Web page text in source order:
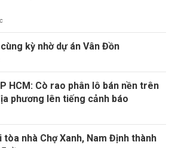
kỳ nhờ dự án Vân Đồn
HCM: Cò rao phân lô bán nền trên
phương lên tiếng cảnh báo
nhà Chợ Xanh, Nam Định thành